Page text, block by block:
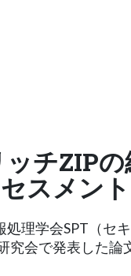
チZIPの
スメント
処理学会SPT（セ
究会で発表した論